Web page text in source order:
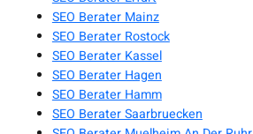
SEO Berater Mainz
SEO Berater Rostock
SEO Berater Kassel
SEO Berater Hagen
SEO Berater Hamm
SEO Berater Saarbruecken